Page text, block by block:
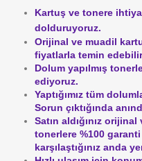
Kartuş ve tonere
dolduruyoruz.
Orijinal ve muadil
fiyatlarla temin
Dolum yapılmış
ediyoruz.
Yaptığımız tüm
Sorun çıktığında
Satın aldığınız
tonerlere %100
karşılaştığınız anda